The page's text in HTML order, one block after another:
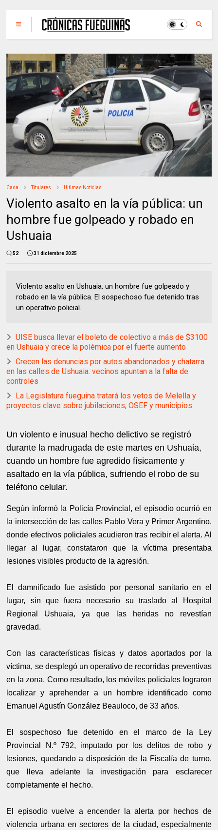
Casa Titulares Ultimas Noticias
Violento asalto en la vía pública: un
hombre fue golpeado y robado en
Ushuaia
52 31 diciembre 2025
Violento asalto en Ushuaia: un hombre fue golpeado y
robado en la vía pública. El sospechoso fue detenido tras
un operativo policial.
UISE busca llevar el boleto de colectivo a más de $3100
en Ushuaia y crece la polémica por el fuerte aumento
Crecen las denuncias por autos abandonados y chatarra
en las calles de Ushuaia: vecinos apuntan a la falta de
controles
La Legislatura fueguina tratará los vetos de Melella y
proyectos clave sobre jubilaciones, OSEF y municipios
Un violento e inusual hecho delictivo se registró
durante la madrugada de este martes en Ushuaia,
cuando un hombre fue agredido físicamente y
asaltado en la vía pública, sufriendo el robo de su
teléfono celular.
Según informó la Policía Provincial, el episodio ocurrió en
la intersección de las calles Pablo Vera y Primer Argentino,
donde efectivos policiales acudieron tras recibir el alerta. Al
llegar al lugar, constataron que la víctima presentaba
lesiones visibles producto de la agresión.
El damnificado fue asistido por personal sanitario en el
lugar, sin que fuera necesario su traslado al Hospital
Regional Ushuaia, ya que las heridas no revestían
gravedad.
Con las características físicas y datos aportados por la
víctima, se desplegó un operativo de recorridas preventivas
en la zona. Como resultado, los móviles policiales lograron
localizar y aprehender a un hombre identificado como
Emanuel Agustín González Beauloco, de 33 años.
El sospechoso fue detenido en el marco de la Ley
Provincial N.º 792, imputado por los delitos de robo y
lesiones, quedando a disposición de la Fiscalía de turno,
que lleva adelante la investigación para esclarecer
completamente el hecho.
El episodio vuelve a encender la alerta por hechos de
violencia urbana en sectores de la ciudad, especialmente